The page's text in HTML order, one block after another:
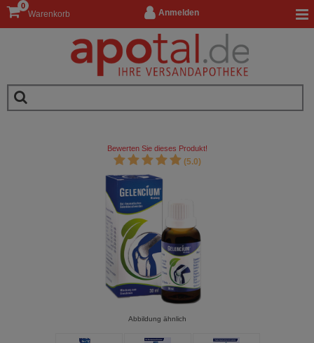
Anmelden
Warenkorb
0
Bewerten Sie dieses Produkt!
(5.0)
Abbildung ähnlich